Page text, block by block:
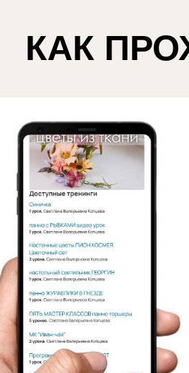
КАК